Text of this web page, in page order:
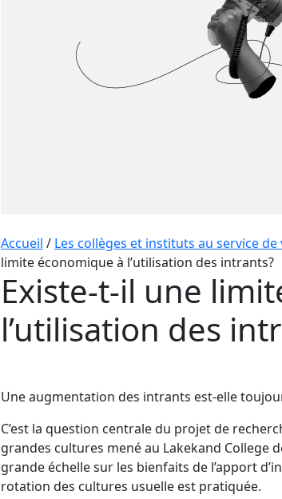
Accueil / Les collèges et instituts au service
limite économique à l’utilisation des intrants?
Existe-t-il une
l’utilisation des
Une augmentation des intrants est-elle
C’est la question centrale du projet de
grandes cultures mené au Lakekand College
grande échelle sur les bienfaits de l’apport
rotation des cultures usuelle est pratiquée.